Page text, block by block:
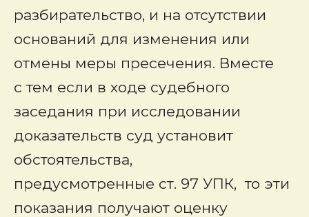
разбирательство, и на отсутствии
оснований для изменения или
отмены меры пресечения. Вместе
с тем если в ходе судебного
заседания при исследовании
доказательств суд установит
обстоятельства,
предусмотренные ст. 97 УПК, то эти
показания получают оценку